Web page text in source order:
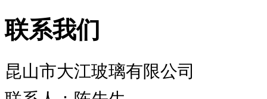
联系我们
昆山市大江玻璃有限公司